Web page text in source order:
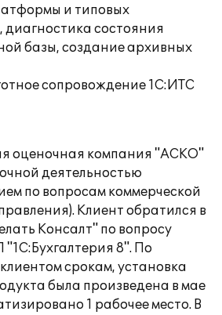
и типовых
состояния
базы, создание архивных
сопровождение 1С:ИТС
оценочная компания "АСКО"
деятельностью
по вопросам коммерческой
Клиент обратился в
Консалт" по вопросу
8". По
срокам, установка
была произведена в мае
1 рабочее место. В